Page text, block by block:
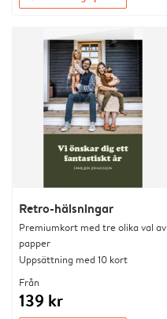
Retro-hälsningar
Premiumkort med tre olika val av
papper
Uppsättning med 10 kort
Från
139 kr